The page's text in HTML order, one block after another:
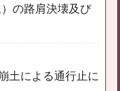
の路肩決壊及び
土による通行止に